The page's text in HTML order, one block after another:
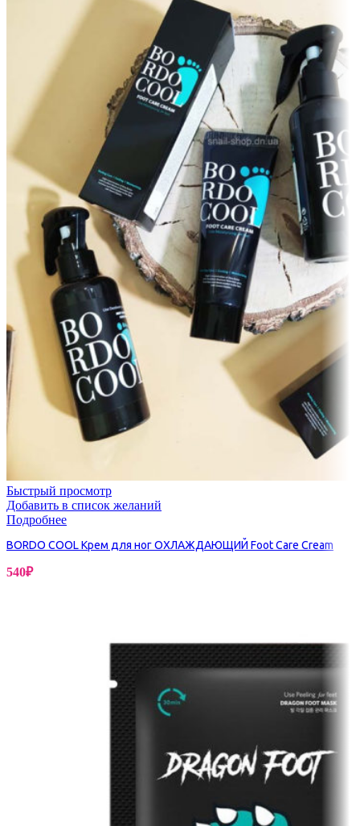
Быстрый просмотр
Добавить в список желаний
Подробнее
BORDO COOL Крем для ног ОХЛАЖДАЮЩИЙ Foot Care Cream
540₽